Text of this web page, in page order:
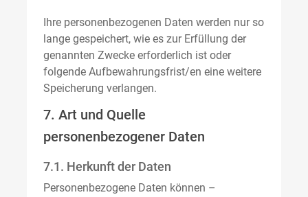
Ihre personenbezogenen Daten werden nur so
lange gespeichert, wie es zur Erfüllung der
genannten Zwecke erforderlich ist oder
folgende Aufbewahrungsfrist/en eine weitere
Speicherung verlangen.
7. Art und Quelle
personenbezogener Daten
7.1. Herkunft der Daten
Personenbezogene Daten können –